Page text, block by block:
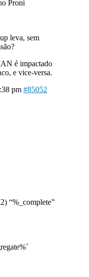
Proni
leva, sem
é impactado
e vice-versa.
pm #85052
“%_complete”